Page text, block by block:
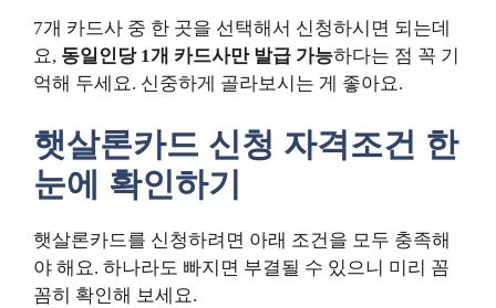
7개 카드사 중 한 곳을 선택해서 신청하시면 되는데
요, 동일인당 1개 카드사만 발급 가능하다는 점 꼭 기
억해 두세요. 신중하게 골라보시는 게 좋아요.
햇살론카드 신청 자격조건 한
눈에 확인하기
햇살론카드를 신청하려면 아래 조건을 모두 충족해
야 해요. 하나라도 빠지면 부결될 수 있으니 미리 꼼
꼼히 확인해 보세요.